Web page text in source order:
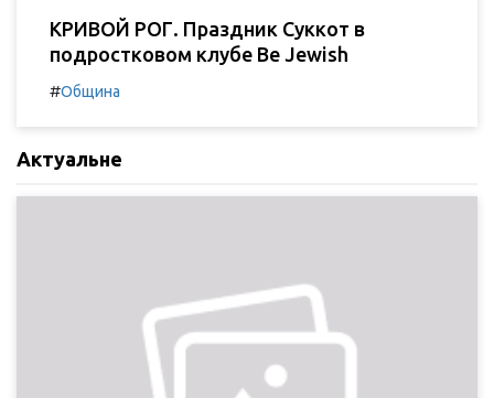
КРИВОЙ РОГ. Праздник Суккот в
подростковом клубе Be Jewish
#Община
Актуальне